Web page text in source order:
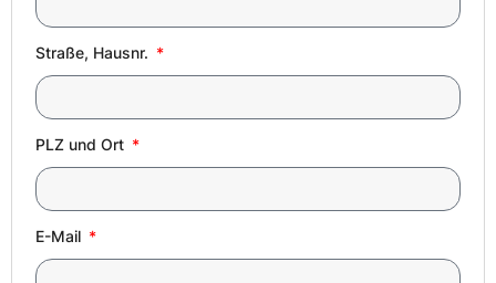
Straße, Hausnr.
PLZ und Ort
E-Mail